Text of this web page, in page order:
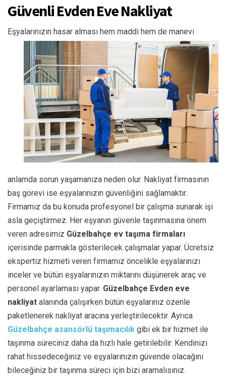
Güvenli Evden Eve Nakliyat
Eşyalarınızın hasar alması hem maddi hem de manevi
anlamda sorun yaşamanıza neden olur. Nakliyat firmasının
baş görevi ise eşyalarınızın güvenliğini sağlamaktır.
Firmamız da bu konuda profesyonel bir çalışma sunarak işi
asla geçiştirmez. Her eşyanın güvenle taşınmasına önem
veren adresimiz Güzelbahçe ev taşıma firmaları
içerisinde parmakla gösterilecek çalışmalar yapar. Ücretsiz
ekspertiz hizmeti veren firmamız öncelikle eşyalarınızı
inceler ve bütün eşyalarınızın miktarını düşünerek araç ve
personel ayarlaması yapar. Güzelbahçe Evden eve
nakliyat alanında çalışırken bütün eşyalarınız özenle
paketlenerek nakliyat aracına yerleştirilecektir. Ayrıca
Güzelbahçe asansörlü taşımacılık gibi ek bir hizmet ile
taşınma süreciniz daha da hızlı hale getirilebilir. Kendinizi
rahat hissedeceğiniz ve eşyalarınızın güvende olacağını
bileceğiniz bir taşınma süreci için bizi aramalısınız.